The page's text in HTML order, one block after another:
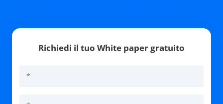
Richiedi il tuo White paper gratuito